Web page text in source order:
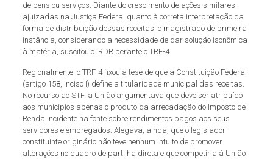
de bens ou serviços. Diante do crescimento de ações similares
ajuizadas na Justiça Federal quanto à correta interpretação da
forma de distribuição dessas receitas, o magistrado de primeira
instância, considerando a necessidade de dar solução isonômica
à matéria, suscitou o IRDR perante o TRF-4.
Regionalmente, o TRF-4 fixou a tese de que a Constituição Federal
(artigo 158, inciso I) define a titularidade municipal das receitas.
No recurso ao STF, a União argumentava que deve ser atribuído
aos municípios apenas o produto da arrecadação do Imposto de
Renda incidente na fonte sobre rendimentos pagos aos seus
servidores e empregados. Alegava, ainda, que o legislador
constituinte originário não teve nenhum intuito de promover
alterações no quadro de partilha direta e que competiria à União